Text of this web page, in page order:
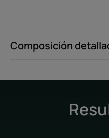
Composición